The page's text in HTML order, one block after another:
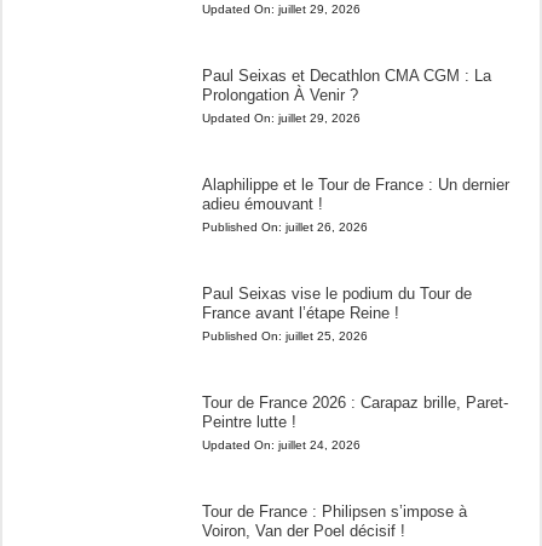
Updated On: juillet 29, 2026
Paul Seixas et Decathlon CMA CGM : La
Prolongation À Venir ?
Updated On: juillet 29, 2026
Alaphilippe et le Tour de France : Un dernier
adieu émouvant !
Published On: juillet 26, 2026
Paul Seixas vise le podium du Tour de
France avant l’étape Reine !
Published On: juillet 25, 2026
Tour de France 2026 : Carapaz brille, Paret-
Peintre lutte !
Updated On: juillet 24, 2026
Tour de France : Philipsen s’impose à
Voiron, Van der Poel décisif !